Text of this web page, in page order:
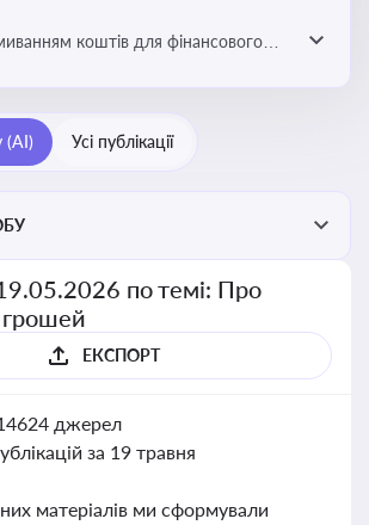
коштів для фінансового
Вбудовування AML у договори та
(AI) Усі публікації
по темі: Про
грошей
ЕКСПОРТ
джерел
за 19 травня
матеріалів ми сформували